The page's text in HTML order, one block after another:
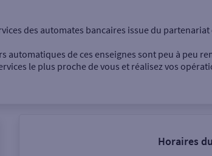
Retrait de
des automates bancaires issue du
de ces enseignes sont peu à peu
le plus proche de vous et réalisez vos
Horaires